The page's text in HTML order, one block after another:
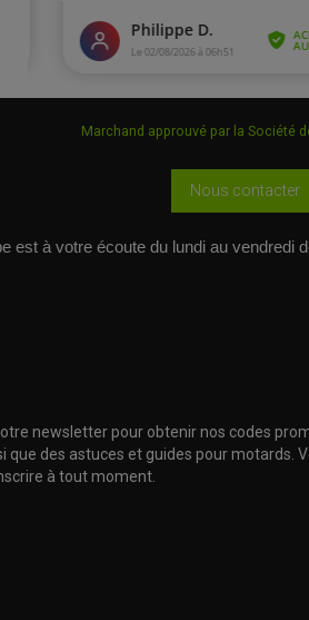
Marchand approuvé par la Société
Nous contacter
est à votre écoute du lundi au vendredi
newsletter pour obtenir nos codes
que des astuces et guides pour motards.
à tout moment.